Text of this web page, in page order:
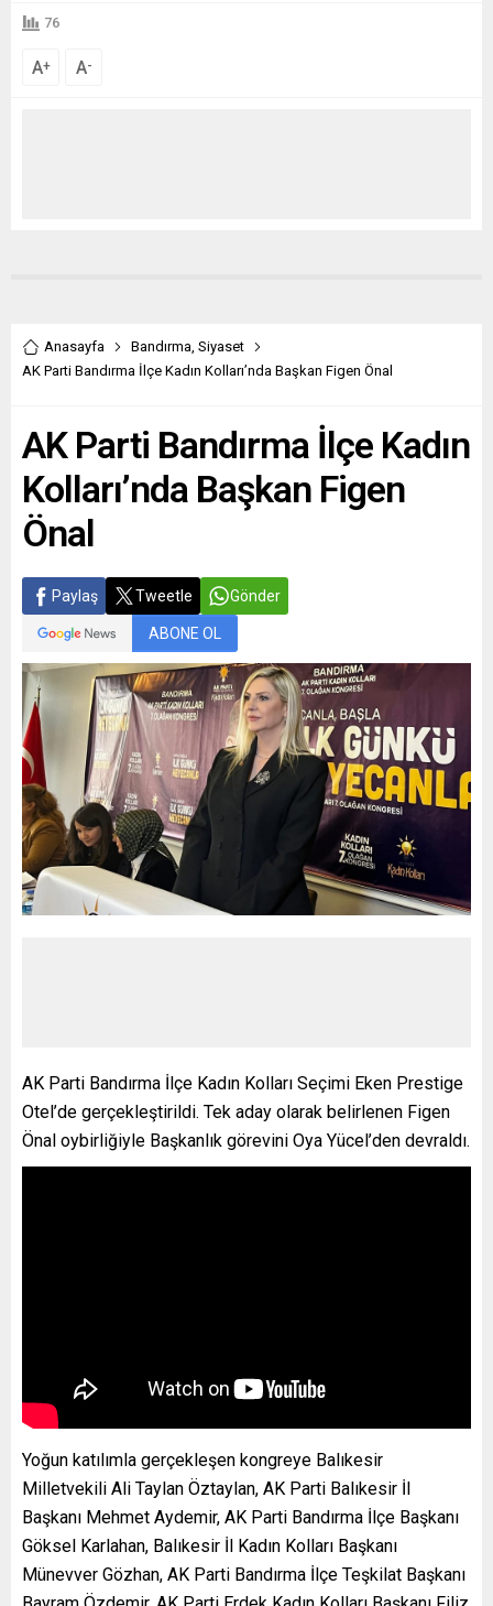
76
A+ A-
Anasayfa Bandırma Siyaset
AK Parti Bandırma İlçe Kadın Kolları’nda Başkan Figen Önal
AK Parti Bandırma İlçe Kadın
Kolları’nda Başkan Figen
Önal
Paylaş Tweetle Gönder
ABONE OL
AK Parti Bandırma İlçe Kadın Kolları Seçimi Eken Prestige
Otel’de gerçekleştirildi. Tek aday olarak belirlenen Figen
Önal oybirliğiyle Başkanlık görevini Oya Yücel’den devraldı.
Yoğun katılımla gerçekleşen kongreye Balıkesir
Milletvekili Ali Taylan Öztaylan, AK Parti Balıkesir İl
Başkanı Mehmet Aydemir, AK Parti Bandırma İlçe Başkanı
Göksel Karlahan, Balıkesir İl Kadın Kolları Başkanı
Münevver Gözhan, AK Parti Bandırma İlçe Teşkilat Başkanı